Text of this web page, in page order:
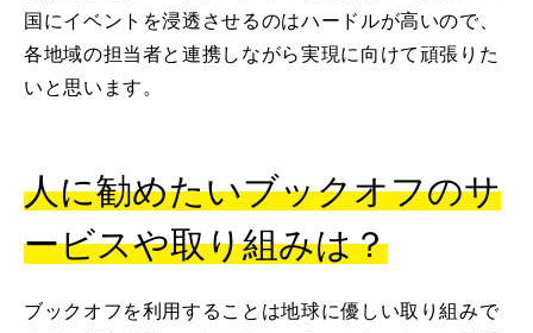
国にイベントを浸透させるのはハードルが高いので、
各地域の担当者と連携しながら実現に向けて頑張りた
いと思います。
人に勧めたいブックオフのサ
ービスや取り組みは？
ブックオフを利用することは地球に優しい取り組みで